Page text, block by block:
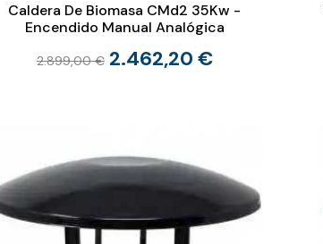
Caldera De Biomasa CMd2 35Kw -
Encendido Manual Analógica
2.899,00 € 2.462,20 €